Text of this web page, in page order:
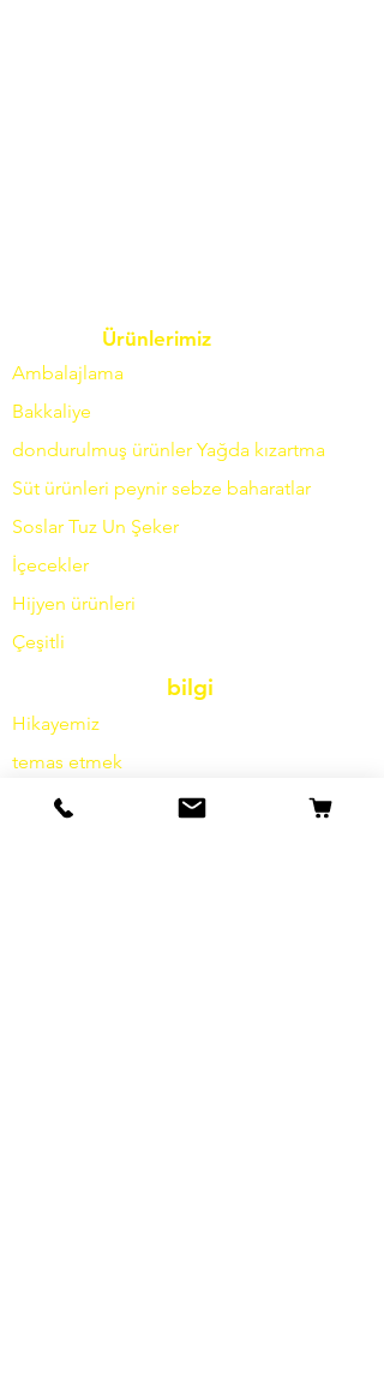
Ürünlerimiz
Ambalajlama
Bakkaliye
dondurulmuş ürünler Yağda kızartma
Süt ürünleri peynir sebze baharatlar
Soslar Tuz Un Şeker
İçecekler
Hijyen ürünleri
Çeşitli
bilgi
Hikayemiz
temas etmek
Nakliye ve İade